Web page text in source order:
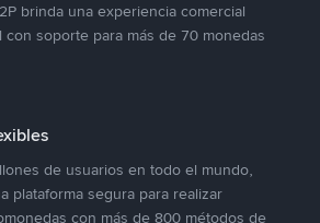
brinda una experiencia comercial
soporte para más de 70 monedas
de usuarios en todo el mundo,
plataforma segura para realizar
con más de 800 métodos de